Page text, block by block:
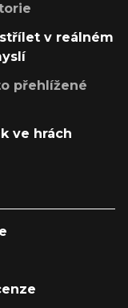
v reálném
přehlížené
ve hrách